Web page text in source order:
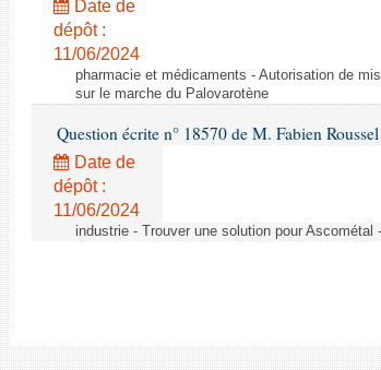
Date de
dépôt :
11/06/2024
pharmacie et médicaments - Autorisation de
sur le marche du Palovarotène
Question écrite n° 18570 de M. Fabien Roussel
Date de
dépôt :
11/06/2024
industrie - Trouver une solution pour Ascométal